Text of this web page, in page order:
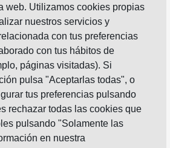
web. Utilizamos cookies propias
nuestros servicios y
con tus preferencias
con tus hábitos de
páginas visitadas). Si
pulsa "Aceptarlas todas", o
tus preferencias pulsando
rechazar todas las cookies que
pulsando "Solamente las
en nuestra
80 g pastanaga 100 g farina 100
g sucre moreno 2 ous 30…
1 coliflor petita 20g ametlles
Curri en pols Oli Oliva